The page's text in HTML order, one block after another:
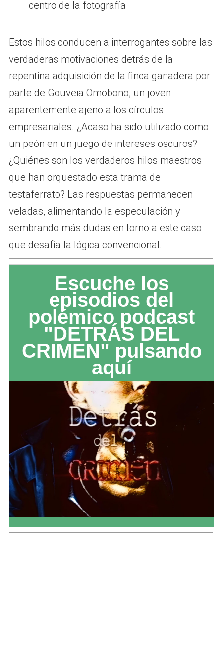
centro de la fotografía
Estos hilos conducen a interrogantes sobre las
verdaderas motivaciones detrás de la
repentina adquisición de la finca ganadera por
parte de Gouveia Omobono, un joven
aparentemente ajeno a los círculos
empresariales. ¿Acaso ha sido utilizado como
un peón en un juego de intereses oscuros?
¿Quiénes son los verdaderos hilos maestros
que han orquestado esta trama de
testaferrato? Las respuestas permanecen
veladas, alimentando la especulación y
sembrando más dudas en torno a este caso
que desafía la lógica convencional.
Escuche los
episodios del
polémico podcast
"DETRÁS DEL
CRIMEN" pulsando
aquí